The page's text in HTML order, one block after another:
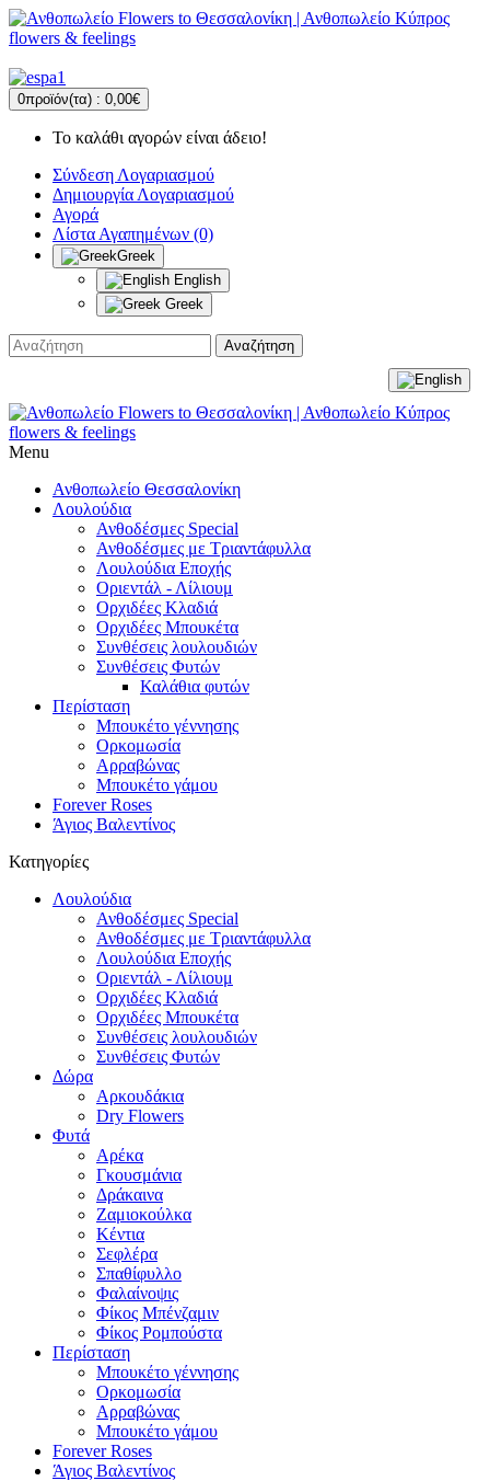
0προϊόν(τα) : 0,00€
Το καλάθι αγορών είναι άδειο!
Σύνδεση Λογαριασμού
Δημιουργία Λογαριασμού
Αγορά
Λίστα Αγαπημένων (0)
Greek
English
Greek
Αναζήτηση
Menu
Ανθοπωλείο Θεσσαλονίκη
Λουλούδια
Ανθοδέσμες Special
Ανθοδέσμες με Τριαντάφυλλα
Λουλούδια Εποχής
Οριεντάλ - Λίλιουμ
Ορχιδέες Κλαδιά
Ορχιδέες Μπουκέτα
Συνθέσεις λουλουδιών
Συνθέσεις Φυτών
Καλάθια φυτών
Περίσταση
Μπουκέτο γέννησης
Ορκομωσία
Αρραβώνας
Μπουκέτο γάμου
Forever Roses
Άγιος Βαλεντίνος
Κατηγορίες
Λουλούδια
Ανθοδέσμες Special
Ανθοδέσμες με Τριαντάφυλλα
Λουλούδια Εποχής
Οριεντάλ - Λίλιουμ
Ορχιδέες Κλαδιά
Ορχιδέες Μπουκέτα
Συνθέσεις λουλουδιών
Συνθέσεις Φυτών
Δώρα
Αρκουδάκια
Dry Flowers
Φυτά
Αρέκα
Γκουσμάνια
Δράκαινα
Ζαμιοκούλκα
Κέντια
Σεφλέρα
Σπαθίφυλλο
Φαλαίνοψις
Φίκος Μπένζαμιν
Φίκος Ρομπούστα
Περίσταση
Μπουκέτο γέννησης
Ορκομωσία
Αρραβώνας
Μπουκέτο γάμου
Forever Roses
Άγιος Βαλεντίνος